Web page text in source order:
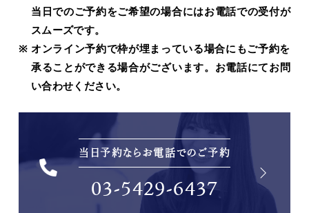
当日でのご予約をご希望の場合にはお電話での受付が
スムーズです。
オンライン予約で枠が埋まっている場合にもご予約を
承ることができる場合がございます。お電話にてお問
い合わせください。
当日予約ならお電話でのご予約
03-5429-6437